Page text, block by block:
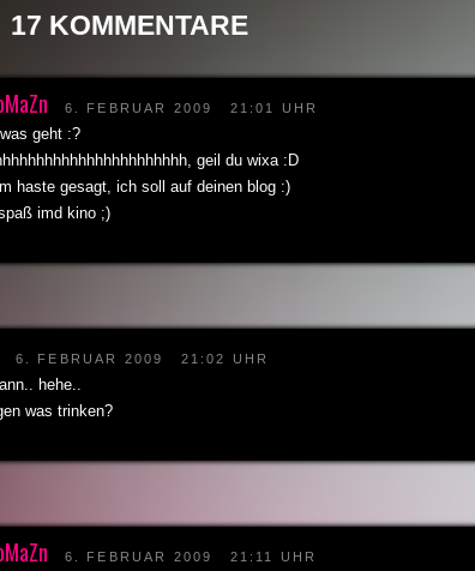
17 KOMMENTARE
6. FEBRUAR 2009 21:01 UHR
geht :?
geil du wixa :D
haste gesagt, ich soll auf deinen blog :)
imd kino ;)
6. FEBRUAR 2009 21:02 UHR
hehe..
was trinken?
6. FEBRUAR 2009 21:11 UHR